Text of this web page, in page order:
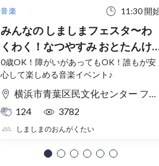
音楽 11:30 開
みんなの しましまフェスタ〜わ
くわく！なつやすみ おとたんけ
ん！〜
0歳OK！障がいがあってもOK！誰もが安
心して楽しめる音楽イベント♪
横浜市青葉区民文化センター フィリアホール
124
3782
しましまのおんがくたい